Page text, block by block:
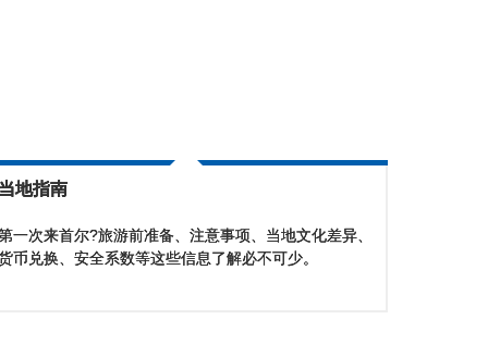
地指南
一次来首尔?旅游前准备、注意事项、当地文化差异、
币兑换、安全系数等这些信息了解必不可少。